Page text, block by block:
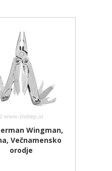
Wingman,
Večnamensko
orodje